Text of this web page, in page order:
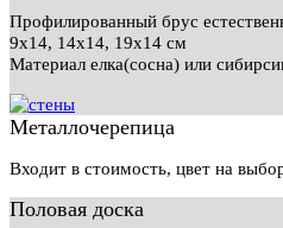
Профилированный брус
9х14, 14х14, 19х14 см
Материал елка(сосна) или
Металлочерепица
Входит в стоимость, цвет на
Половая доска